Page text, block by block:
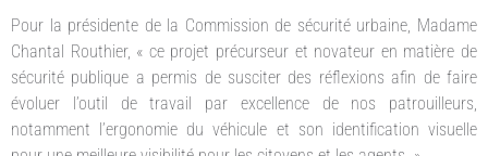
Pour la présidente de la Commission de sécurité urbaine, Madame
Chantal Routhier, « ce projet précurseur et novateur en matière de
sécurité publique a permis de susciter des réflexions afin de faire
évoluer l’outil de travail par excellence de nos patrouilleurs,
notamment l’ergonomie du véhicule et son identification visuelle